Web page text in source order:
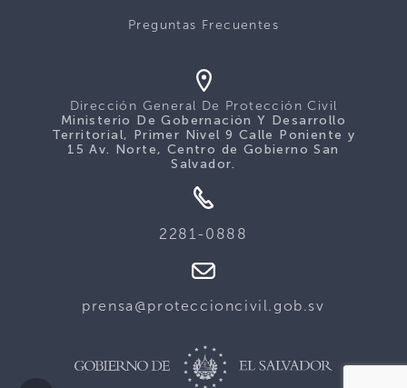
Preguntas Frecuentes
Dirección General De Protección Civil
Ministerio De Gobernación Y Desarrollo
Territorial, Primer Nivel 9 Calle Poniente y
15 Av. Norte, Centro de Gobierno San
Salvador.
2281-0888
prensa@proteccioncivil.gob.sv